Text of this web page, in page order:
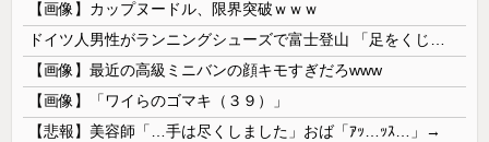
【画像】カップヌードル、限界突破ｗｗｗ
【画像】最近の高級ミニバンの顔キモすぎだろwww
【画像】「ワイらのゴマキ（３９）」
【悲報】美容師「…手は尽くしました」おば「ｱｯ…ｯｽ…」→